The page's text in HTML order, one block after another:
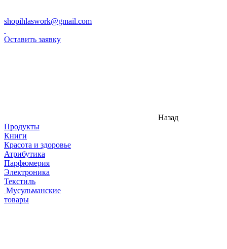
shopihlaswork@gmail.com
Оставить заявку
Назад
Продукты
Книги
Красота и здоровье
Атрибутика
Парфюмерия
Электроника
Текстиль
Мусульманские
товары